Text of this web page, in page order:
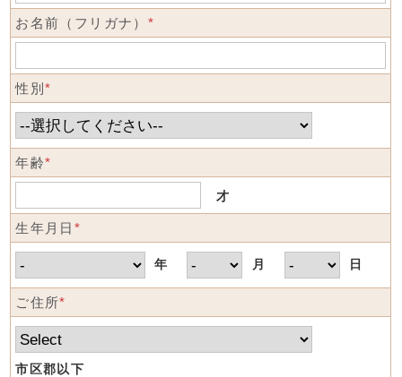
お名前（フリガナ） *
性別*
年齢*
才
生年月日 *
年 月 日
ご住所*
市区郡以下